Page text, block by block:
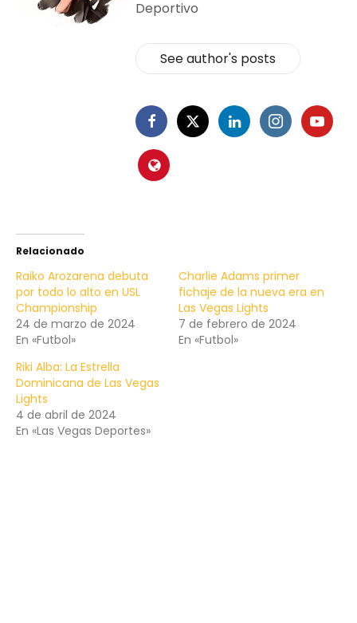
Deportivo
See author's posts
Relacionado
Raiko Arozarena debuta
por todo lo alto en USL
Championship
24 de marzo de 2024
En «Futbol»
Charlie Adams primer
fichaje de la nueva era en
Las Vegas Lights
7 de febrero de 2024
En «Futbol»
Riki Alba: La Estrella
Dominicana de Las Vegas
Lights
4 de abril de 2024
En «Las Vegas Deportes»